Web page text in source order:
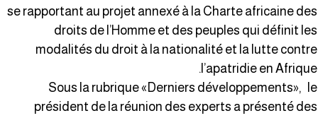
se rapportant au projet annexé à la Charte africaine
droits de l’Homme et des peuples qui définit
modalités du droit à la nationalité et la lutte
l’apatridie en
Sous la rubrique «Derniers développements»,
président de la réunion des experts a présenté